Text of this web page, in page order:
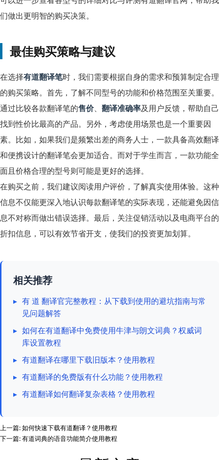
们做出更明智的购买决策。
最佳购买策略与建议
在选择有道翻译笔时，我们需要根据自身的需求和预算制定合理
的购买策略。首先，了解不同型号的功能和价格范围至关重要。
通过比较各款翻译笔的售价、 翻译准确率及用户反馈，帮助自己
找到性价比最高的产品。另外，考虑使用场景也是一个重要因
素。比如，如果我们是频繁出差的商务人士，一款具备高效翻译
和便携设计的翻译笔会更加适合。而对于学生而言，一款功能全
面且价格合理的型号则可能是更好的选择。
在购买之前，我们建议阅读用户评价，了解真实使用体验。这种
信息不仅能更深入地认识每款翻译笔的实际表现，还能避免因信
息不对称而做出错误选择。最后，关注促销活动以及电商平台的
折扣信息，可以有效节省开支，使我们的投资更加划算。
相关推荐
▸ 有 道 翻译官完整教程：从下载到使用的避坑指南与常
见问题解答
▸ 如何在有道翻译中免费使用牛津与朗文词典？权威词
库设置教程
▸ 有道翻译在哪里下载旧版本？使用教程
▸ 有道翻译的免费版有什么功能？使用教程
▸ 有道翻译如何翻译复杂表格？使用教程
上一篇:如何快速下载有道翻译？使用教程
下一篇:有道词典的语音功能简介使用教程